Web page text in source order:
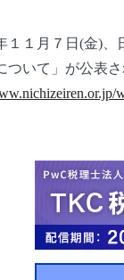
１月７日(金)、
ついて」が公表さ